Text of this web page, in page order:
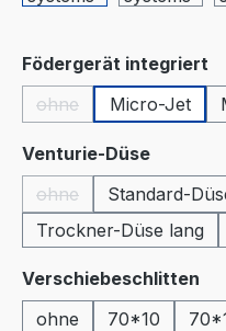
Födergerät integriert
ohne
(Diese Option ist
Micro-Jet
Venturie-Düse
ohne
(Diese Option ist
Standard-
Trockner-Düse lang
Verschiebeschlitten
ohne
70*10